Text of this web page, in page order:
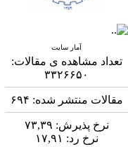
آمار سایت
تعداد مشاهده ی مقالات:
۳۳۲۶۶۵۰
مقالات منتشر شده: ۶۹۴
نرخ پذیرش: ۷۳,۳۹
نرخ رد: ۱۷,۹۱